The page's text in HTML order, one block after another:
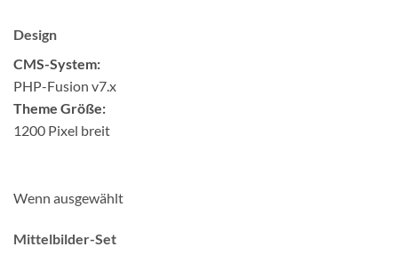
Design
CMS-System:
PHP-Fusion v7.x
Theme Größe:
1200 Pixel breit
Wenn ausgewählt
Mittelbilder-Set